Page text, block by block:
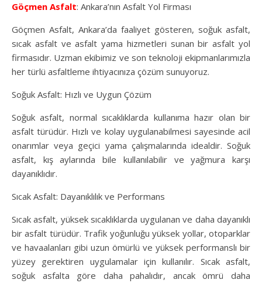
Göçmen Asfalt: Ankara’nın Asfalt Yol Firması
Göçmen Asfalt, Ankara’da faaliyet gösteren, soğuk asfalt,
sıcak asfalt ve asfalt yama hizmetleri sunan bir asfalt yol
firmasıdır. Uzman ekibimiz ve son teknoloji ekipmanlarımızla
her türlü asfaltleme ihtiyacınıza çözüm sunuyoruz.
Soğuk Asfalt: Hızlı ve Uygun Çözüm
Soğuk asfalt, normal sıcaklıklarda kullanıma hazır olan bir
asfalt türüdür. Hızlı ve kolay uygulanabilmesi sayesinde acil
onarımlar veya geçici yama çalışmalarında idealdir. Soğuk
asfalt, kış aylarında bile kullanılabilir ve yağmura karşı
dayanıklıdır.
Sıcak Asfalt: Dayanıklılık ve Performans
Sıcak asfalt, yüksek sıcaklıklarda uygulanan ve daha dayanıklı
bir asfalt türüdür. Trafik yoğunluğu yüksek yollar, otoparklar
ve havaalanları gibi uzun ömürlü ve yüksek performanslı bir
yüzey gerektiren uygulamalar için kullanılır. Sıcak asfalt,
soğuk asfalta göre daha pahalıdır, ancak ömrü daha